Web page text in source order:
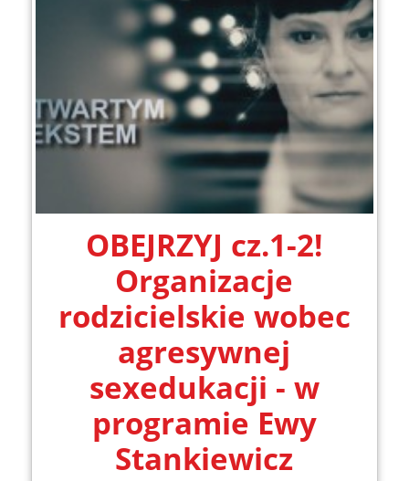
OBEJRZYJ cz.1-2!
Organizacje
rodzicielskie wobec
agresywnej
sexedukacji - w
programie Ewy
Stankiewicz